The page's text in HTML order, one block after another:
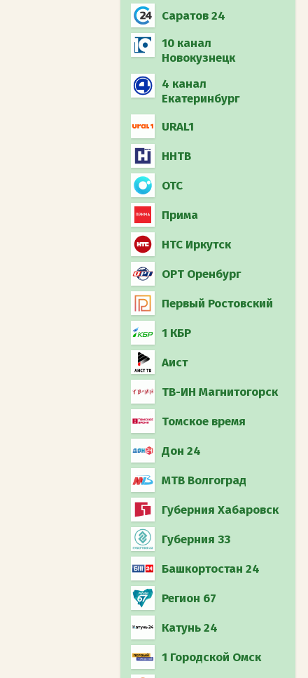
Муз-ТВ
Загородный (int)
Охотник и рыболов
(int)
Дума ТВ
Саратов 24
10 канал
Новокузнецк
4 канал
Екатеринбург
URAL1
ННТВ
ОТС
Прима
НТС Иркутск
ОРТ Оренбург
Первый Ростовский
1 КБР
Аист
ТВ-ИН Магнитогорск
Томское время
Дон 24
МТВ Волгоград
Губерния Хабаровск
Губерния 33
Башкортостан 24
Регион 67
Катунь 24
1 Городской Омск